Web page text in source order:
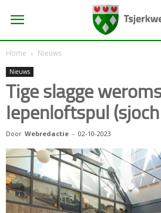
Home Nieuws
Nieuws
Tige slagge
Iepenloftspul
Door Webredactie - 02-10-2023